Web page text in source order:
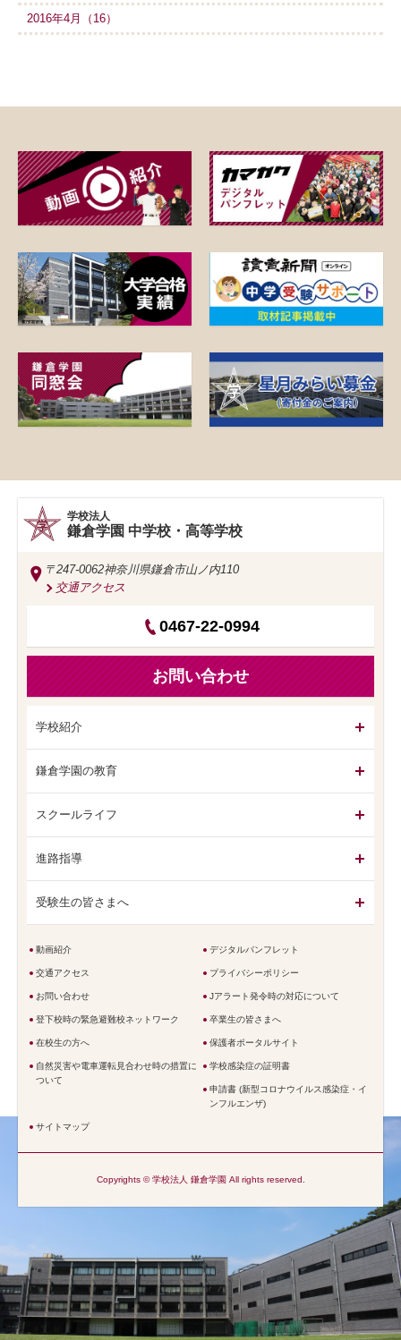
2016年4月（16）
学校法人
鎌倉学園 中学校・高等学校
〒247-0062神奈川県鎌倉市山ノ内110
交通アクセス
0467-22-0994
お問い合わせ
学校紹介
鎌倉学園の教育
スクールライフ
進路指導
受験生の皆さまへ
動画紹介 デジタルパンフレット
交通アクセス プライバシーポリシー
お問い合わせ Jアラート発令時の対応について
登下校時の緊急避難校ネットワーク 卒業生の皆さまへ
在校生の方へ 保護者ポータルサイト
自然災害や電車運転見合わせ時の措置に
ついて
学校感染症の証明書
申請書 (新型コロナウイルス感染症・イ
ンフルエンザ)
サイトマップ
Copyrights © 学校法人 鎌倉学園 All rights reserved.